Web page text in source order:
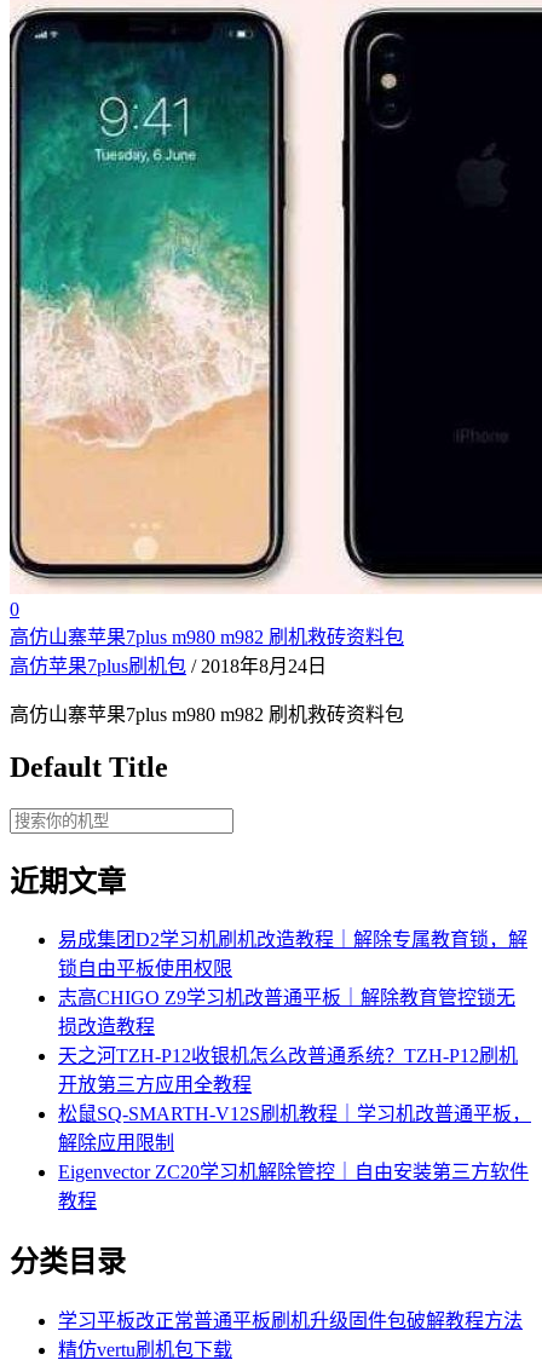
0
高仿山寨苹果7plus m980 m982 刷机救砖资料包
高仿苹果7plus刷机包 / 2018年8月24日
高仿山寨苹果7plus m980 m982 刷机救砖资料包
Default Title
近期文章
易成集团D2学习机刷机改造教程｜解除专属教育锁，解
锁自由平板使用权限
志高CHIGO Z9学习机改普通平板｜解除教育管控锁无
损改造教程
天之河TZH-P12收银机怎么改普通系统？TZH-P12刷机
开放第三方应用全教程
松鼠SQ-SMARTH-V12S刷机教程｜学习机改普通平板，
解除应用限制
Eigenvector ZC20学习机解除管控｜自由安装第三方软件
教程
分类目录
学习平板改正常普通平板刷机升级固件包破解教程方法
精仿vertu刷机包下载